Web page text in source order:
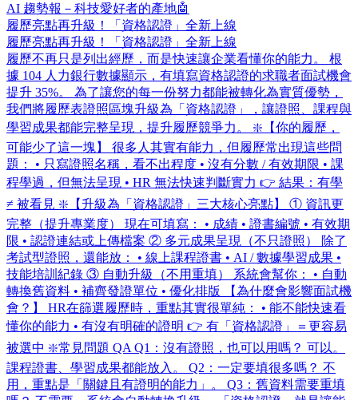
AI 趨勢報－科技愛好者的產地🤖
履歷亮點再升級！「資格認證」全新上線
履歷亮點再升級！「資格認證」全新上線
履歷不再只是列出經歷，而是快速讓企業看懂你的能力。 根
據 104 人力銀行數據顯示，有填寫資格認證的求職者面試機會
提升 35%。 為了讓您的每一份努力都能被轉化為實質優勢，
我們將履歷表證照區塊升級為「資格認證」，讓證照、課程與
學習成果都能完整呈現，提升履歷競爭力。 ❇️【你的履歷，
可能少了這一塊】 很多人其實有能力，但履歷常出現這些問
題： • 只寫證照名稱，看不出程度 • 沒有分數 / 有效期限 • 課
程學過，但無法呈現 • HR 無法快速判斷實力 👉 結果：有學
≠ 被看見 ❇️【升級為「資格認證」三大核心亮點】 ① 資訊更
完整（提升專業度） 現在可填寫： • 成績 • 證書編號 • 有效期
限 • 認證連結或上傳檔案 ② 多元成果呈現（不只證照） 除了
考試型證照，還能放： • 線上課程證書 • AI / 數據學習成果 •
技能培訓紀錄 ③ 自動升級（不用重填） 系統會幫你： • 自動
轉換舊資料 • 補齊發證單位 • 優化排版 【為什麼會影響面試機
會？】 HR在篩選履歷時，重點其實很單純： • 能不能快速看
懂你的能力 • 有沒有明確的證明 👉 有「資格認證」＝更容易
被選中 ❇️常見問題 QA Q1：沒有證照，也可以用嗎？ 可以。
課程證書、學習成果都能放入。 Q2：一定要填很多嗎？ 不
用，重點是「關鍵且有證明的能力」。 Q3：舊資料需要重填